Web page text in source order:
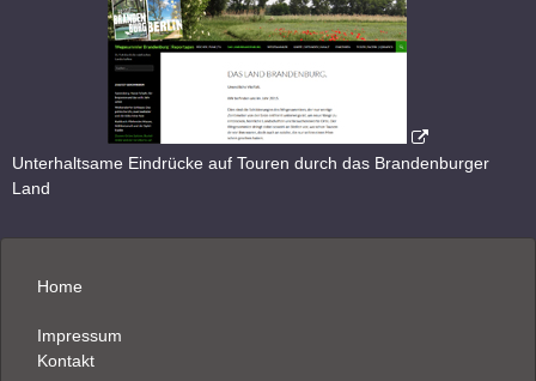
Unterhaltsame Eindrücke auf Touren durch das Brandenburger
Land
Home
Impressum
Kontakt